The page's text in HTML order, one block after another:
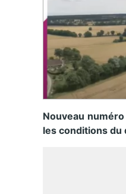
Nouveau
les conditions du